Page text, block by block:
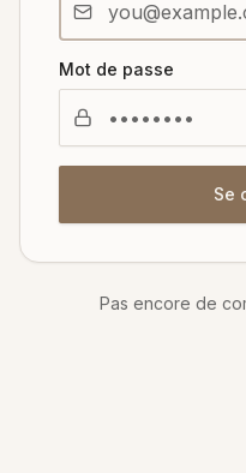
Mot de passe
Se
Pas encore de